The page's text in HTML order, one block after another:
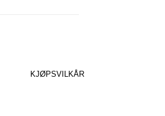
KJØPSVILKÅR